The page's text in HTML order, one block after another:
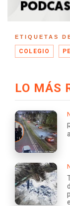
ETIQUETAS
COLEGIO
LO MÁS